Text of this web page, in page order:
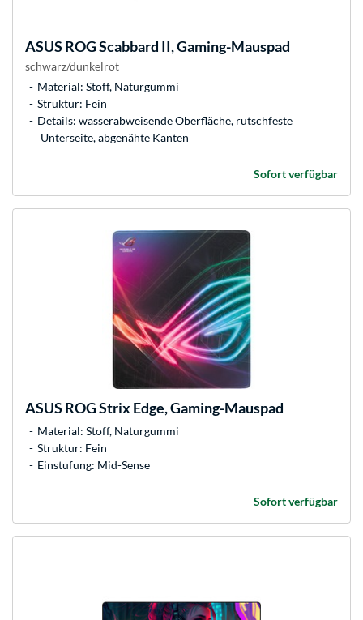
ASUS ROG Scabbard II, Gaming-Mauspad
schwarz/dunkelrot
Material: Stoff, Naturgummi
Struktur: Fein
Details: wasserabweisende Oberfläche, rutschfeste
Unterseite, abgenähte Kanten
Sofort verfügbar
ASUS ROG Strix Edge, Gaming-Mauspad
Material: Stoff, Naturgummi
Struktur: Fein
Einstufung: Mid-Sense
Sofort verfügbar